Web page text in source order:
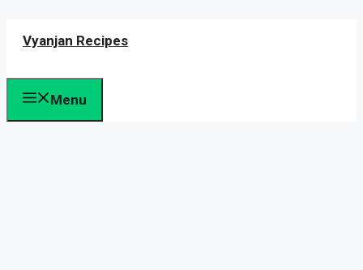
Vyanjan Recipes
Menu